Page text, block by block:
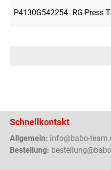
P4130G542254 RG-Press
Schnellkontakt
Allgemein: info@babo-
Bestellung: